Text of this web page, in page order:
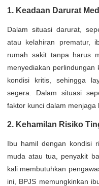
1. Keadaan Darurat
Dalam situasi darurat,
atau kelahiran prematur,
rumah sakit tanpa harus
menyediakan
kondisi kritis, sehingga
segera. Dalam situasi
faktor kunci dalam menjaga
2. Kehamilan Risiko
Ibu hamil dengan kondisi
muda atau tua, penyakit
kali membutuhkan
ini, BPJS memungkinkan